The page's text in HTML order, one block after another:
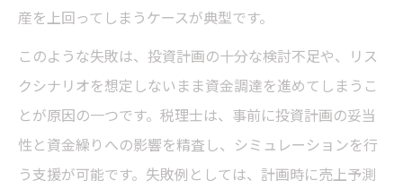
産を上回ってしまうケースが典型です。
このような失敗は、投資計画の十分な検討不足や、リス
クシナリオを想定しないまま資金調達を進めてしまうこ
とが原因の一つです。税理士は、事前に投資計画の妥当
性と資金繰りへの影響を精査し、シミュレーションを行
う支援が可能です。失敗例としては、計画時に売上予測